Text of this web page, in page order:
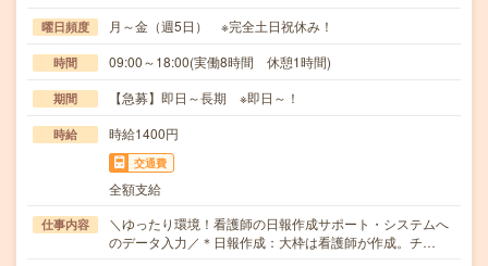
曜日頻度 月～金（週5日） ※完全土日祝休み！
時間 09:00～18:00(実働8時間 休憩1時間)
期間 【急募】即日～長期 ※即日～！
時給 時給1400円
交通費
全額支給
仕事内容
＼ゆったり環境！看護師の日報作成サポート・システムへ
のデータ入力／＊日報作成：大枠は看護師が作成。チ…